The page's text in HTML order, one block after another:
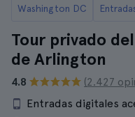
Washington DC
Tour privado
de Arlington
4.8
(2.427
Entradas digitales